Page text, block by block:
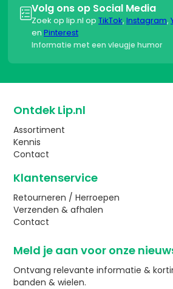
Volg ons op Social Media
Zoek op lip.nl op TikTok, Instagram,
en Pinterest
Informatie met een vleugje humor
Ontdek Lip.nl
Assortiment
Kennis
Contact
Klantenservice
Retourneren / Herroepen
Verzenden & afhalen
Contact
Meld je aan voor onze
Ontvang relevante informatie &
banden & wielen.